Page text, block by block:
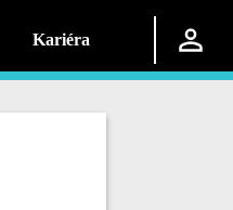
Kariéra